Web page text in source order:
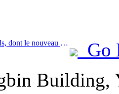
Prev:Quatre lieux culturels, dont le nouveau « Jinling Poetry Hall » dans la zone panoramique du lac Xuanwu à Nanjing, ont officiellement ouvert leurs portes.
Go